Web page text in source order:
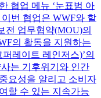
협업 메뉴 ‘눈표범 아
번 협업은 WWF와 할
전 업무협약(MOU)의
의 활동을 지원하는
퍼레이트 레인저스)’의
는 기후위기와 인간
요성을 알리고 소비자
할 수 있는 지속가능